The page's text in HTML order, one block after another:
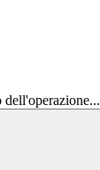
dell'operazione...